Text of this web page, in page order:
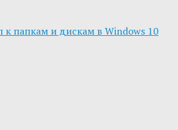
папкам и дискам в Windows 10